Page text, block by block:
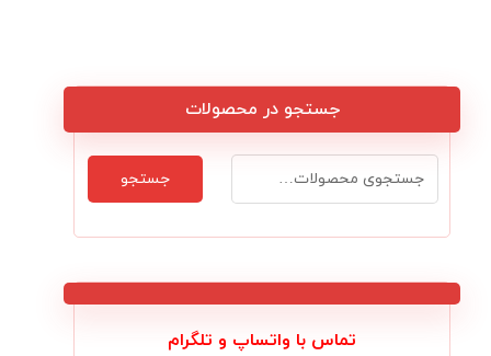
جستجو در محصولات
جستجو
تماس با واتساپ و تلگرام